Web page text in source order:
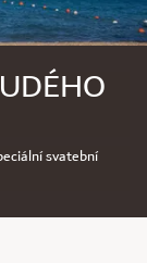
svatební